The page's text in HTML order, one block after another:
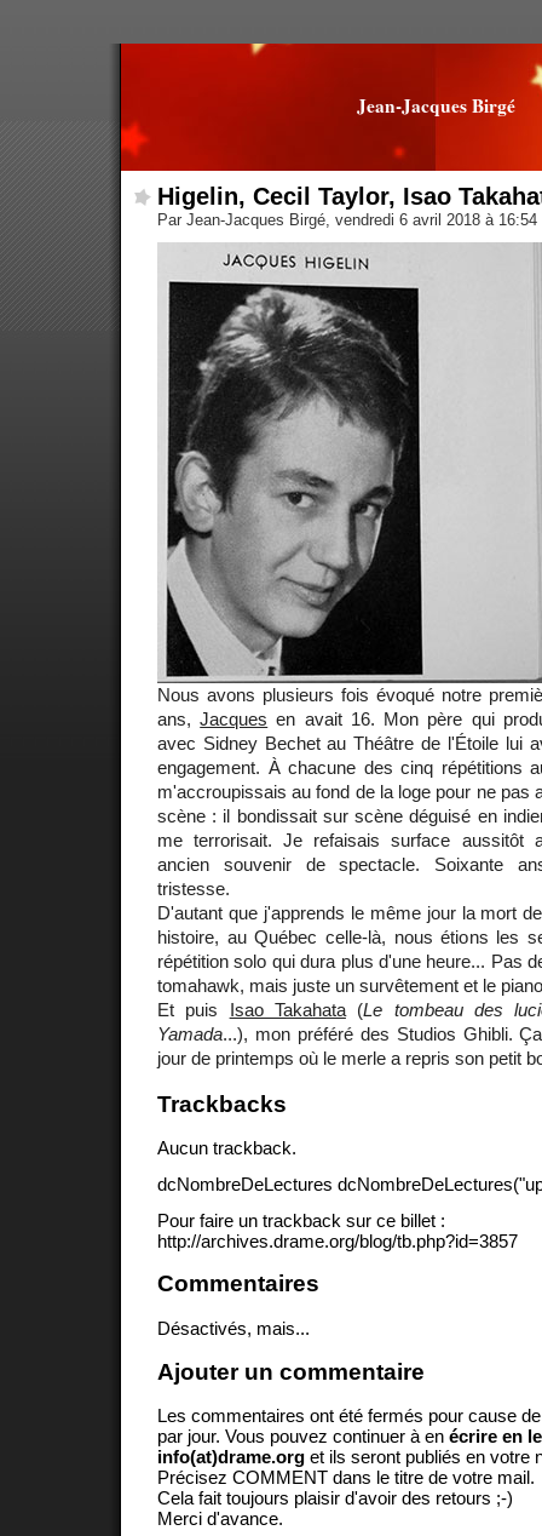
Jean-Jacques Birgé
Higelin, Cecil Taylor, Isao
Par Jean-Jacques Birgé, vendredi 6 avril 2018 à 16:54
Nous avons plusieurs fois évoqué notre
ans,Jacques en avait 16. Mon père qui
avec Sidney Bechet au Théâtre de l'Étoile lui
engagement. À chacune des cinq répétitions
m'accroupissais au fond de la loge pour ne pas
scène : il bondissait sur scène déguisé en
me terrorisait. Je refaisais surface aussitôt
ancien souvenir de spectacle. Soixante
tristesse.
D'autant que j'apprends le même jour la mort
histoire, au Québec celle-là, nous étions les
répétition solo qui dura plus d'une heure... Pas
tomahawk, mais juste un survêtement et le
Et puis Isao Takahata(Le tombeau des
Yamada...), mon préféré des Studios Ghibli.
jour de printemps où le merle a repris son petit
Trackbacks
Aucun trackback.
dcNombreDeLectures
Pour faire un trackback sur ce billet :
http://archives.drame.org/blog/tb.php?id=3857
Commentaires
Désactivés, mais...
Ajouter un commentaire
Les commentaires ont été fermés pour cause
par jour. Vous pouvez continuer à en écrire en
info(at)drame.org et ils seront publiés en votre
Précisez COMMENT dans le titre de votre mail.
Cela fait toujours plaisir d'avoir des retours ;-)
Merci d'avance.